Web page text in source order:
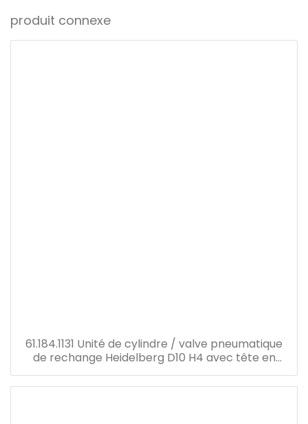
produit connexe
61.184.1131 Unité de cylindre / valve pneumatique
de rechange Heidelberg D10 H4 avec tête en
plastique de joint de connecteur